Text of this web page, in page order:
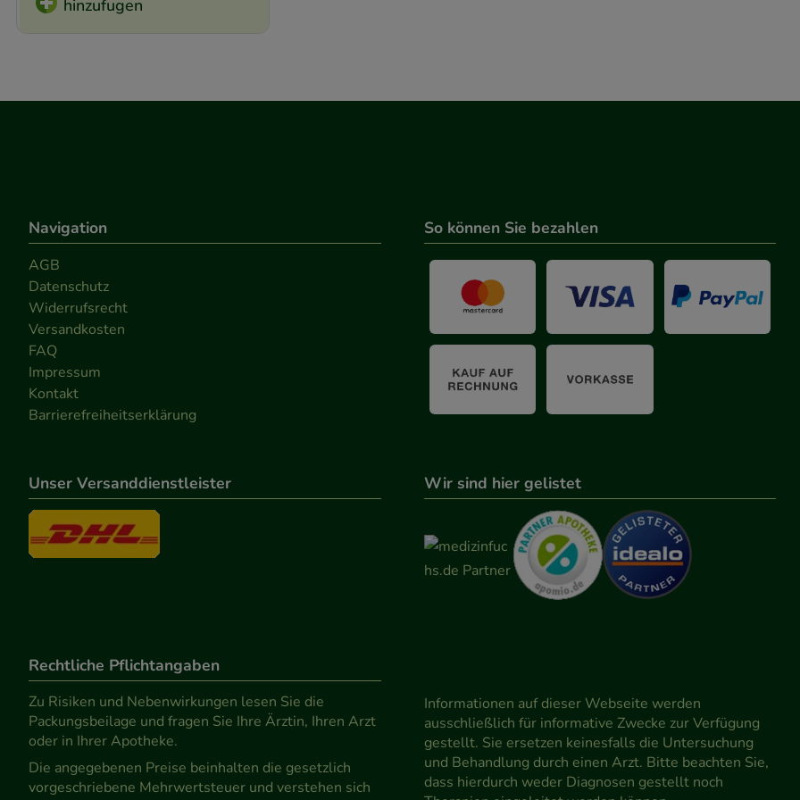
hinzufugen
Navigation
AGB
Datenschutz
Widerrufsrecht
Versandkosten
FAQ
Impressum
Kontakt
Barrierefreiheitserklärung
So können Sie bezahlen
Unser Versanddienstleister Wir sind hier gelistet
Rechtliche Pflichtangaben
Zu Risiken und Nebenwirkungen lesen Sie die
Packungsbeilage und fragen Sie Ihre Ärztin, Ihren Arzt
oder in Ihrer Apotheke.
Die angegebenen Preise beinhalten die gesetzlich
vorgeschriebene Mehrwertsteuer und verstehen sich
Informationen auf dieser Webseite werden
ausschließlich für informative Zwecke zur Verfügung
gestellt. Sie ersetzen keinesfalls die Untersuchung
und Behandlung durch einen Arzt. Bitte beachten Sie,
dass hierdurch weder Diagnosen gestellt noch